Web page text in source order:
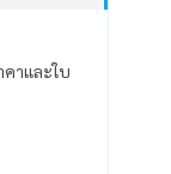
คาและใบ